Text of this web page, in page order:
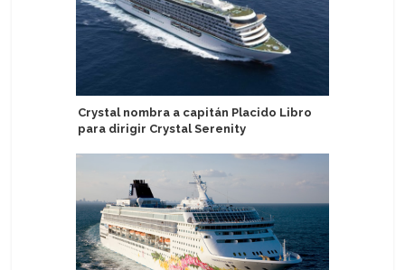
Crystal nombra a capitán Placido Libro
para dirigir Crystal Serenity